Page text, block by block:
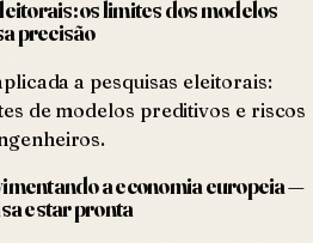
os limites dos modelos
precisão
a pesquisas eleitorais:
de modelos preditivos e riscos
a economia europeia —
estar pronta